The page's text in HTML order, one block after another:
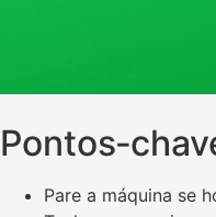
Pare a máquina se